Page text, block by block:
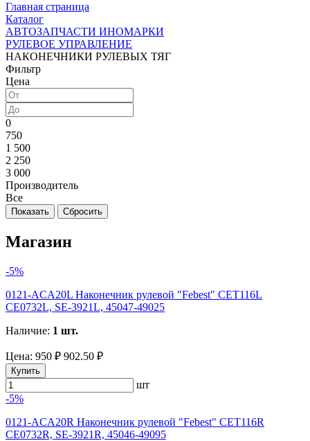
Главная страница
Каталог
АВТОЗАПЧАСТИ ИНОМАРКИ
РУЛЕВОЕ УПРАВЛЕНИЕ
НАКОНЕЧНИКИ РУЛЕВЫХ ТЯГ
Фильтр
Цена
0
750
1 500
2 250
3 000
Производитель
Все
Магазин
-5%
0121-ACA20L Наконечник рулевой "Febest" CET116L
CE0732L, SE-3921L, 45047-49025
Наличие: 1 шт.
Цена: 950 ₽ 902.50 ₽
Купить
шт
-5%
0121-ACA20R Наконечник рулевой "Febest" CET116R
CE0732R, SE-3921R, 45046-49095